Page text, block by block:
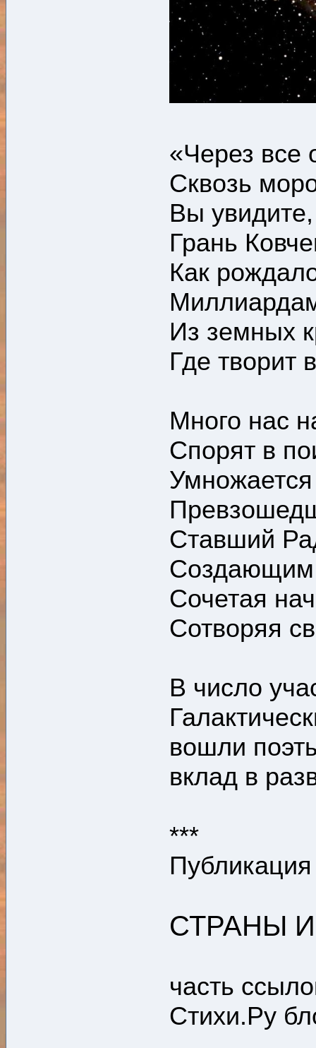
«Через все
Сквозь
Вы
Грань
Как
Из земных
Где творит
Много нас
Спорят в
Ставший
Создающим
Сочетая
Сотворяя
В число
вошли
вклад в
***
СТРАНЫ
часть
Стихи.Ру